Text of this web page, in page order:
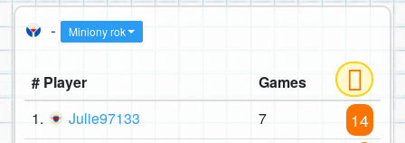
- Miniony rok
# Player
Games
1.
Julie97133 7 14